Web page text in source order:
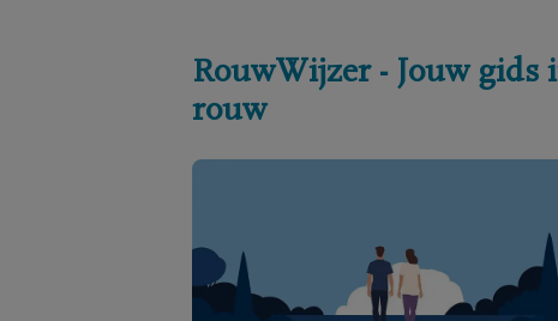
RouwWijzer - Jouw gids
rouw